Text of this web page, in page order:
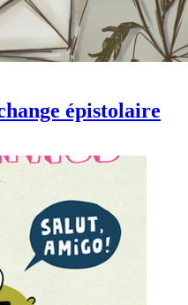
épistolaire